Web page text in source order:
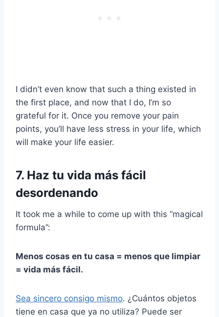
I didn’t even know that such a thing existed in
the first place, and now that I do, I’m so
grateful for it. Once you remove your pain
points, you’ll have less stress in your life, which
will make your life easier.
7. Haz tu vida más fácil
desordenando
It took me a while to come up with this “magical
formula”:
Menos cosas en tu casa = menos que limpiar
= vida más fácil.
Sea sincero consigo mismo. ¿Cuántos objetos
tiene en casa que ya no utiliza? Puede ser